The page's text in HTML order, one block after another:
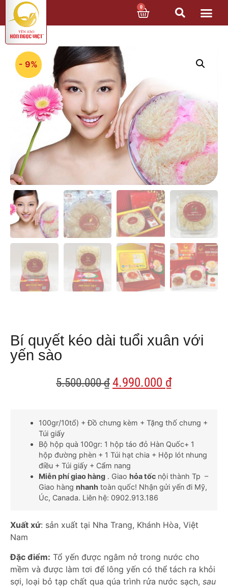
0
- 9%
Bí quyết kéo dài tuổi xuân với
yến sào
5.500.000₫4.990.000 ₫
100gr/10tổ) + Đồ chưng kèm + Tặng thố chưng +
Túi giấy
Bộ hộp quà 100gr: 1 hộp táo đỏ Hàn Quốc+ 1
hộp đường phèn + 1 Túi hạt chia + Hộp lót nhung
điều + Túi giấy + Cẩm nang
Miễn phí giao hàng . Giao hỏa tốc nội thành Tp –
Giao hàng nhanh toàn quốc! Nhận gửi yến đi Mỹ,
Úc, Canada. Liên hệ: 0902.913.186
Xuất xứ: sản xuất tại Nha Trang, Khánh Hòa, Việt
Nam
Đặc điểm: Tổ yến được ngâm nở trong nước cho
mềm và được làm tơi để lông yến có thể tách ra khỏi
sợi, loại bỏ tạp chất qua qúa trình rửa nước sạch, sau